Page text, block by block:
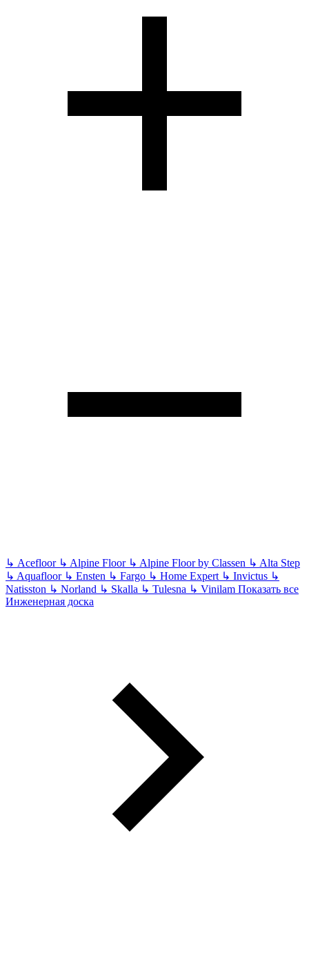
↳ Acefloor ↳ Alpine Floor ↳ Alpine Floor by Classen ↳ Alta Step
↳ Aquafloor ↳ Ensten ↳ Fargo ↳ Home Expert ↳ Invictus ↳
Natisston ↳ Norland ↳ Skalla ↳ Tulesna ↳ Vinilam Показать все
Инженерная доска